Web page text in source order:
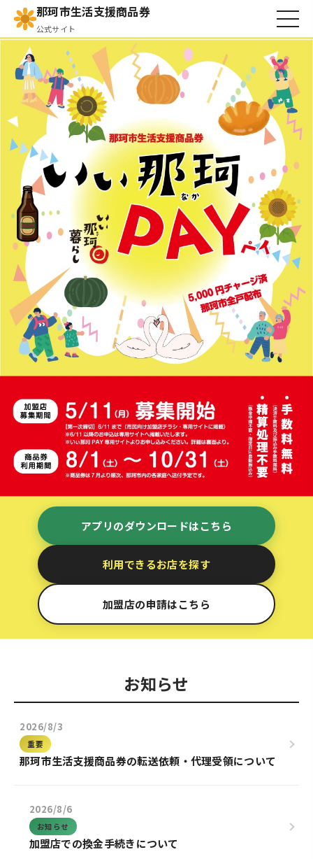
那珂市生活支援商品券
公式サイト
アプリのダウンロードはこちら
利用できるお店を探す
加盟店の申請はこちら
お知らせ
2026/8/3
重要
那珂市生活支援商品券の転送依頼・代理受領について
2026/8/6
お知らせ
加盟店での換金手続きについて